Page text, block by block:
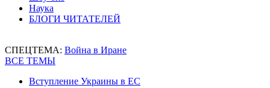
Наука
БЛОГИ ЧИТАТЕЛЕЙ
СПЕЦТЕМА: Война в Иране
ВСЕ ТЕМЫ
Вступление Украины в ЕС